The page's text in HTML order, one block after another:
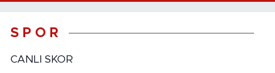
S P O R
CANLI SKOR